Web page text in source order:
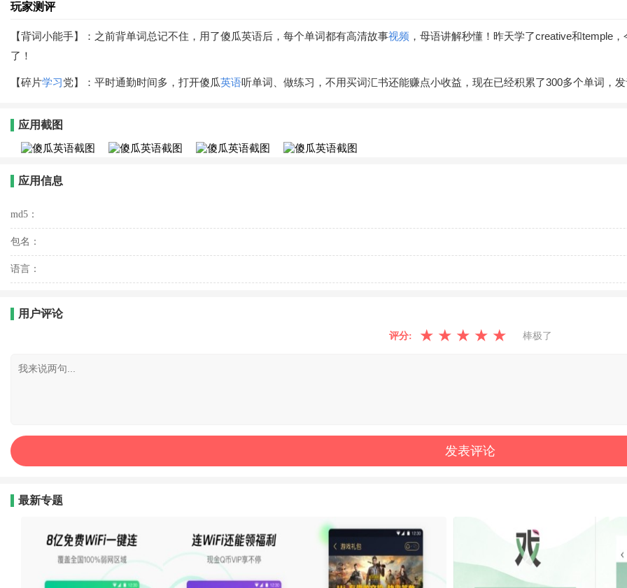
玩家测评
【背词小能手】：之前背单词总记不住，用了傻瓜英语后，每个单词都有高清故事视频 ，母语讲解秒懂！昨天学了creative和temple
了！
【碎片学习党】：平时通勤时间多，打开傻瓜英语听单词、做练习，不用买词汇书还能赚点小收益，现在已经积累了300多个单词，
应用截图
应用信息
md5：
包名：
语言：
用户评论
评分: ★ ★ ★ ★ ★ 棒极了
最新专题